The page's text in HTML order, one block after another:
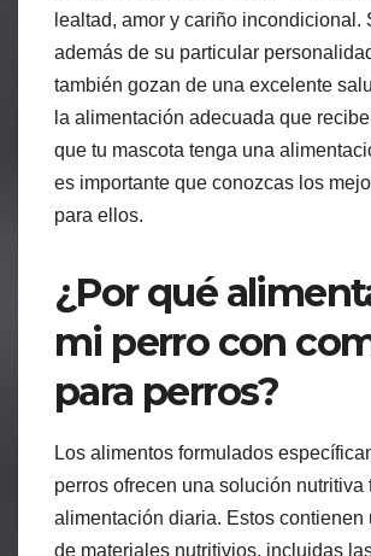
lealtad, amor y cariño incondicional.
además de su particular
también gozan de una excelente
la alimentación adecuada que
que tu mascota tenga una
es importante que conozcas los
para ellos.
¿Por qué
mi perro con
para perros?
Los alimentos formulados
perros ofrecen una solución nutritiva
alimentación diaria. Estos contienen
de materiales nutritivios, incluidas